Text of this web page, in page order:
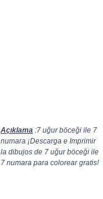
Açıklama :7 uğur böceği ile 7
numara ¡Descarga e Imprimir
la dibujos de 7 uğur böceği ile
7 numara para colorear gratis!